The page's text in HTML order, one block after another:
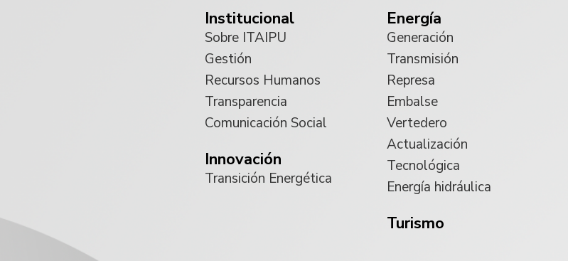
Institucional
Sobre ITAIPU
Gestión
Recursos Humanos
Transparencia
Comunicación Social
Innovación
Transición Energética
Energía
Generación
Transmisión
Represa
Embalse
Vertedero
Actualización
Tecnológica
Energía hidráulica
Turismo